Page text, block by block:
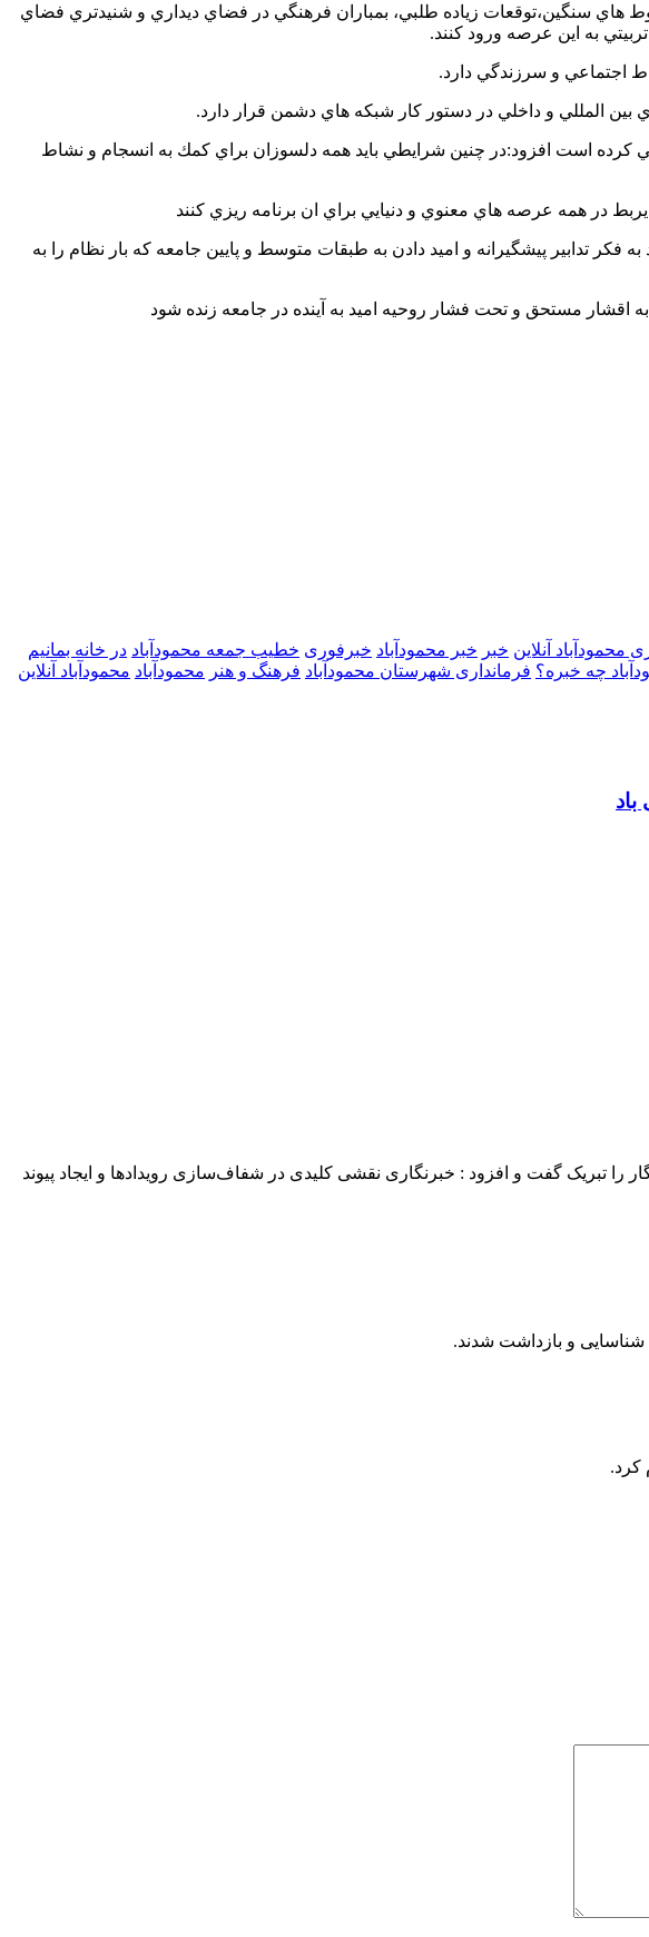
سنگين،توقعات زياده طلبي، بمباران فرهنگي در فضاي ديداري و شنيدتري فضاي
به اين عرصه ورود كنند.
اجتماعي و سرزندگي دارد.
بين المللي و داخلي در دستور كار شبكه هاي دشمن قرار دارد.
كرده است افزود:در چنين شرايطي بايد همه دلسوزان براي كمك به انسجام و نشاط
در همه عرصه هاي معنوي و دنيايي براي ان برنامه ريزي كنند
فكر تدابير پيشگيرانه و اميد دادن به طبقات متوسط و پايين جامعه كه بار نظام را به
اقشار مستحق و تحت فشار روحيه اميد به آينده در جامعه زنده شود
محمودآباد آنلاین خبر خبر محمودآباد خبرفوری خطیب جمعه محمودآباد در خانه بمانیم
چه خبره؟ فرمانداری شهرستان محمودآباد فرهنگ و هنر محمودآباد محمودآباد آنلاین
را تبریک گفت و افزود : خبرنگاری نقشی کلیدی در شفاف‌سازی رویدادها و ایجاد پیوند
کرد.